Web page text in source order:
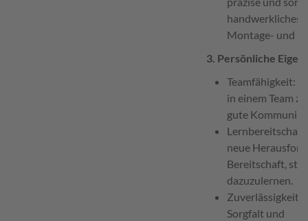
handwerkliches
Montage- und
3. Persönliche
Teamfähigkeit:
in einem Team
gute
neue
Bereitschaft,
dazuzulernen.
Zuverlässigkeit:
Sorgfalt und